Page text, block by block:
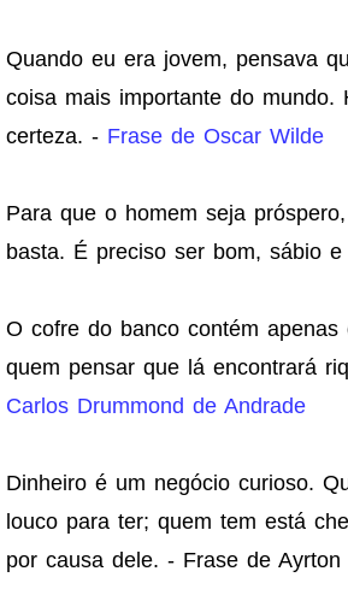
Quando eu era jovem, pensava
coisa mais importante do mundo.
certeza. - Frase de Oscar Wilde
Para que o homem seja
basta. É preciso ser bom, sábio e
O cofre do banco contém apenas
quem pensar que lá encontrará
Carlos Drummond de Andrade
Dinheiro é um negócio curioso.
louco para ter; quem tem está
por causa dele. - Frase de Ayrton